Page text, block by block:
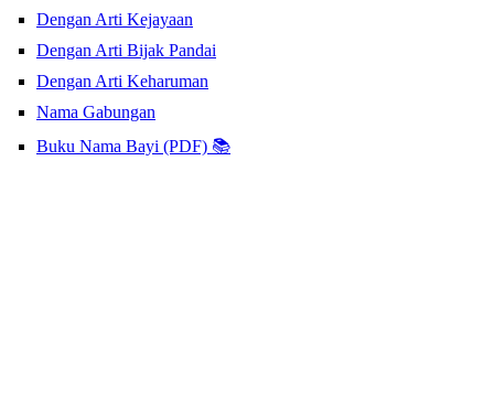
Dengan Arti Kejayaan
Dengan Arti Bijak Pandai
Dengan Arti Keharuman
Nama Gabungan
Buku Nama Bayi (PDF) 📚